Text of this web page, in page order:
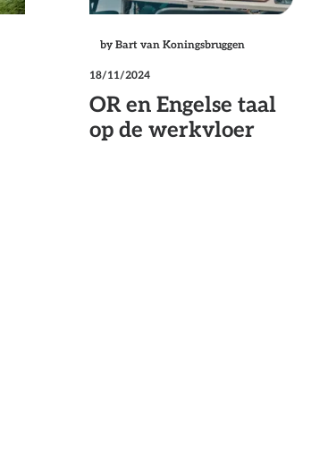
by Bart van Koningsbruggen
18/11/2024
OR en Engelse taal
op de werkvloer